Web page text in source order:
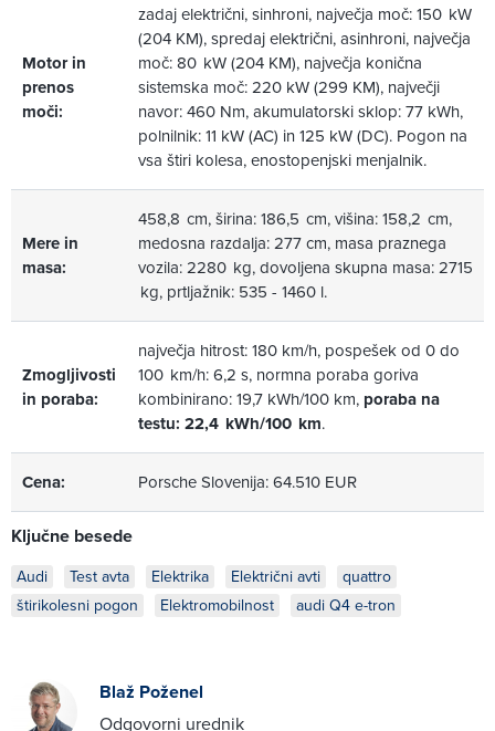
Motor in
prenos
moči:
zadaj električni, sinhroni, največja moč: 150 kW
(204 KM), spredaj električni, asinhroni, največja
moč: 80 kW (204 KM), največja konična
sistemska moč: 220 kW (299 KM), največji
navor: 460 Nm, akumulatorski sklop: 77 kWh,
polnilnik: 11 kW (AC) in 125 kW (DC). Pogon na
vsa štiri kolesa, enostopenjski menjalnik.
Mere in
masa:
458,8 cm, širina: 186,5 cm, višina: 158,2 cm,
medosna razdalja: 277 cm, masa praznega
vozila: 2280 kg, dovoljena skupna masa: 2715
kg, prtljažnik: 535 - 1460 l.
Zmogljivosti
in poraba:
največja hitrost: 180 km/h, pospešek od 0 do
100 km/h: 6,2 s, normna poraba goriva
kombinirano: 19,7 kWh/100 km, poraba na
testu: 22,4 kWh/100 km.
Cena: Porsche Slovenija: 64.510 EUR
Ključne besede
Audi Test avta Elektrika Električni avti
quattro
štirikolesni pogon
Elektromobilnost audi Q4 e-tron
Blaž Poženel
Odgovorni urednik